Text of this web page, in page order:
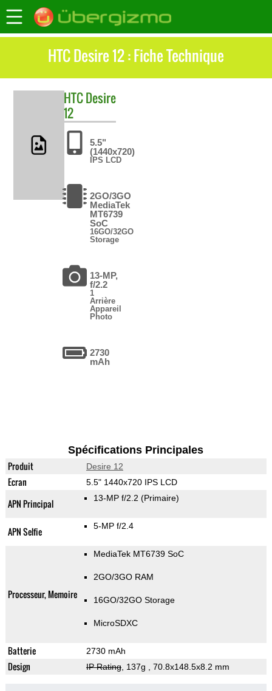
HTC Desire 12 : Fiche Technique
HTCDesire
12
5.5"
(1440x720)
IPS LCD
2GO/3GO
MediaTek
MT6739
SoC
16GO/32GO
Storage
13-MP,
f/2.2
1
Arrière
Appareil
Photo
2730
mAh
Spécifications Principales
Produit Desire 12
Ecran 5.5" 1440x720 IPS LCD
APN Principal 13-MP f/2.2 (Primaire)
APN Selfie 5-MP f/2.4
Processeur, Memoire
MediaTek MT6739 SoC
2GO/3GO RAM
16GO/32GO Storage
MicroSDXC
Batterie 2730 mAh
Design IP Rating, 137g , 70.8x148.5x8.2 mm